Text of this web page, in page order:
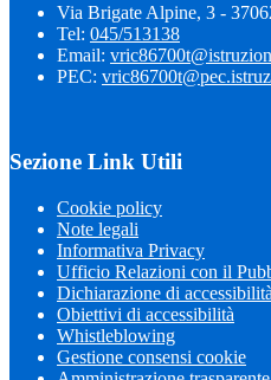
Via Brigate Alpine, 3 -
Tel: 045/513138
Email:
PEC:
Sezione Link Utili
Cookie policy
Note legali
Informativa Privacy
Ufficio Relazioni con il
Dichiarazione di accessibilità
Obiettivi di accessibilità
Whistleblowing
Gestione consensi cookie